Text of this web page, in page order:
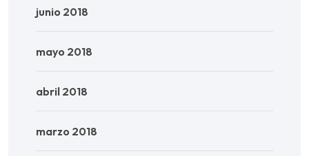
junio 2018
mayo 2018
abril 2018
marzo 2018